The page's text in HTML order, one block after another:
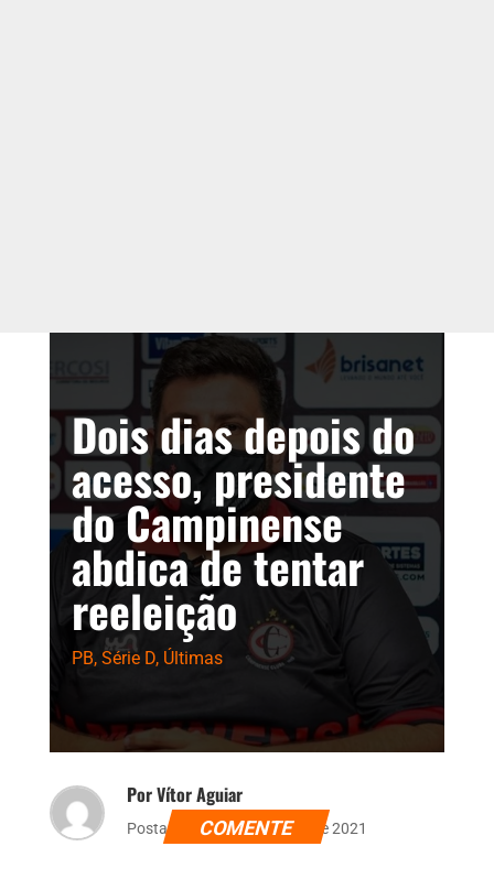
Dois dias depois do
acesso, presidente
do Campinense
abdica de tentar
reeleição
PB, Série D, Últimas
Por Vítor Aguiar
Postado dia 18 de outubro de 2021
COMENTE